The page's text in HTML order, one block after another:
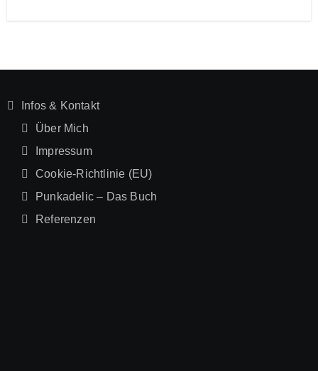
Infos & Kontakt
Über Mich
Impressum
Cookie-Richtlinie (EU)
Punkadelic – Das Buch
Referenzen